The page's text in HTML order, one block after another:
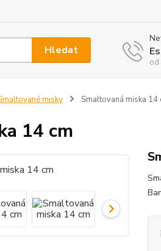
Hledat
misky Smaltovaná miska 14
14 cm